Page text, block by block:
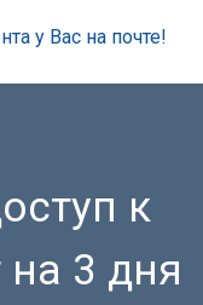
к
на 3 дня